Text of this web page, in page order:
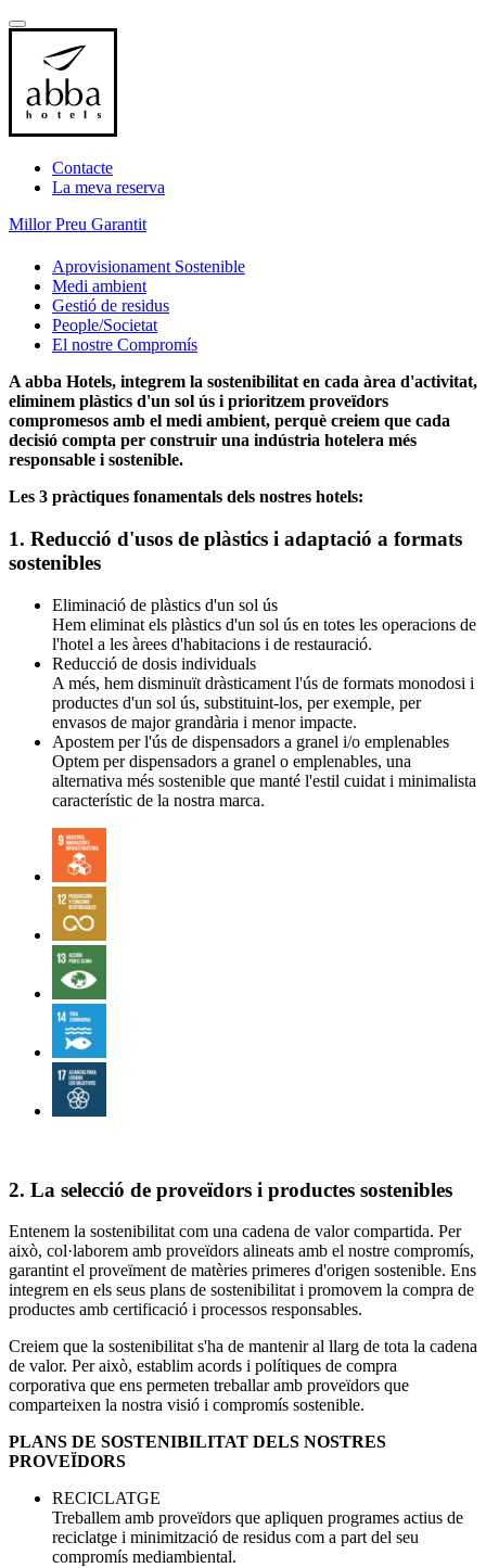
Contacte
La meva reserva
Millor Preu Garantit
Aprovisionament Sostenible
Medi ambient
Gestió de residus
People/Societat
El nostre Compromís
A abba Hotels, integrem la sostenibilitat en cada àrea d'activitat,
eliminem plàstics d'un sol ús i prioritzem proveïdors
compromesos amb el medi ambient, perquè creiem que cada
decisió compta per construir una indústria hotelera més
responsable i sostenible.
Les 3 pràctiques fonamentals dels nostres hotels:
1. Reducció d'usos de plàstics i adaptació a formats
sostenibles
Eliminació de plàstics d'un sol ús
Hem eliminat els plàstics d'un sol ús en totes les operacions de
l'hotel a les àrees d'habitacions i de restauració.
Reducció de dosis individuals
A més, hem disminuït dràsticament l'ús de formats monodosi i
productes d'un sol ús, substituint-los, per exemple, per
envasos de major grandària i menor impacte.
Apostem per l'ús de dispensadors a granel i/o emplenables
Optem per dispensadors a granel o emplenables, una
alternativa més sostenible que manté l'estil cuidat i minimalista
característic de la nostra marca.
2. La selecció de proveïdors i productes sostenibles
Entenem la sostenibilitat com una cadena de valor compartida. Per
això, col·laborem amb proveïdors alineats amb el nostre compromís,
garantint el proveïment de matèries primeres d'origen sostenible. Ens
integrem en els seus plans de sostenibilitat i promovem la compra de
productes amb certificació i processos responsables.
Creiem que la sostenibilitat s'ha de mantenir al llarg de tota la cadena
de valor. Per això, establim acords i polítiques de compra
corporativa que ens permeten treballar amb proveïdors que
comparteixen la nostra visió i compromís sostenible.
PLANS DE SOSTENIBILITAT DELS NOSTRES
PROVEÏDORS
RECICLATGE
Treballem amb proveïdors que apliquen programes actius de
reciclatge i minimització de residus com a part del seu
compromís mediambiental.